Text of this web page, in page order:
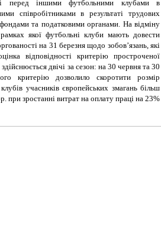
перед іншими футбольними клубами в
співробітниками в результаті трудових
та податковими органами. На відміну
якої футбольні клуби мають довести
на 31 березня щодо зобов’язань, які
відповідності критерію простроченої
двічі за сезон: на 30 червня та 30
критерію дозволило скоротити розмір
учасників європейських змагань більш
при зростанні витрат на оплату праці на 23%